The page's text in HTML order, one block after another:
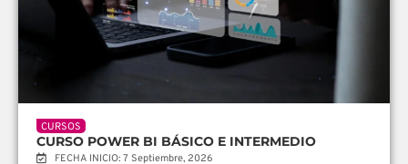
CURSOS
CURSO POWER BI BÁSICO E INTERMEDIO
FECHA INICIO: 7 Septiembre, 2026